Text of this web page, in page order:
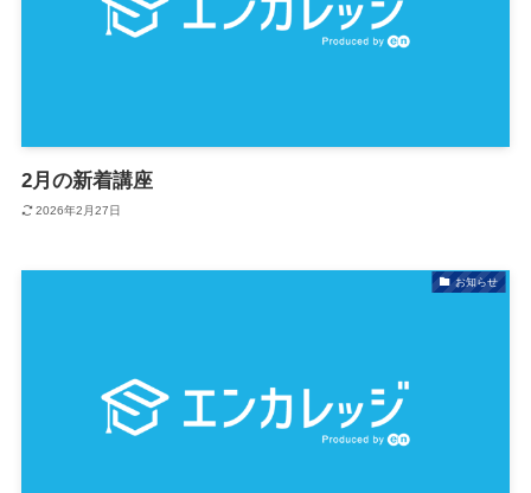
2月の新着講座
2026年2月27日
お知らせ